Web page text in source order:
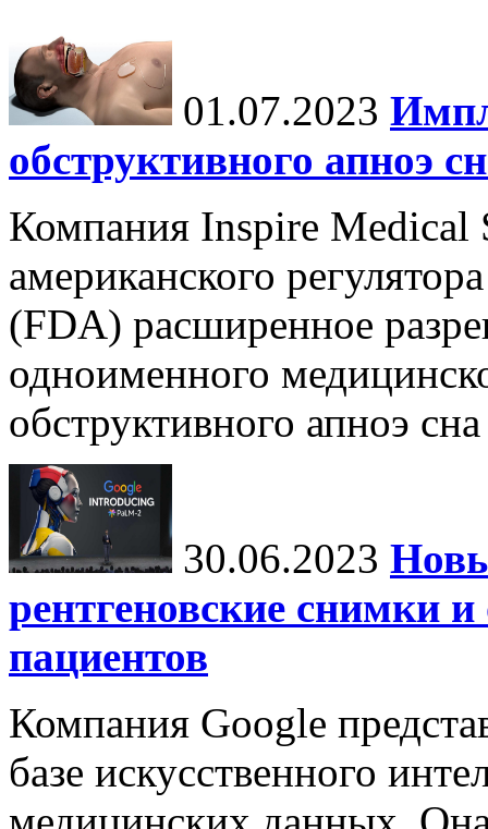
01.07.2023
обструктивного апноэ
Компания Inspire Medical
американского
(FDA) расширенное
одноименного
обструктивного апноэ
30.06.2023
рентгеновские снимки
пациентов
Компания Google
базе искусственного